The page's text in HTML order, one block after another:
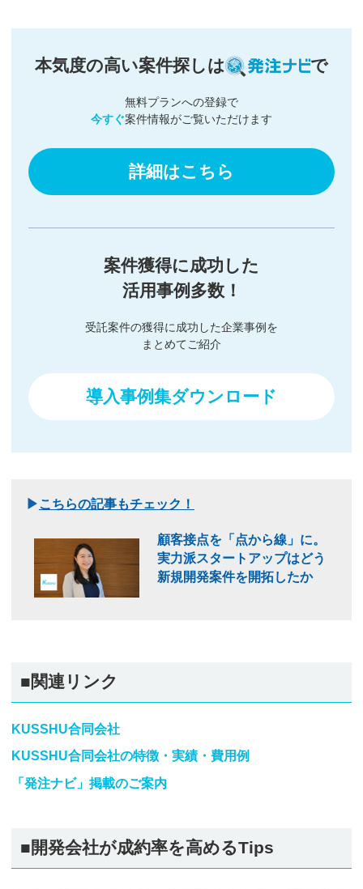
本気度の高い案件探しは で
無料プランへの登録で
今すぐ案件情報がご覧いただけます
詳細はこちら
案件獲得に成功した
活用事例多数！
受託案件の獲得に成功した企業事例を
まとめてご紹介
導入事例集ダウンロード
▶ こちらの記事もチェック！
顧客接点を「点から線」に。
実力派スタートアップはどう
新規開発案件を開拓したか
■関連リンク
KUSSHU合同会社
KUSSHU合同会社の特徴・実績・費用例
「発注ナビ」掲載のご案内
■開発会社が成約率を高めるTips